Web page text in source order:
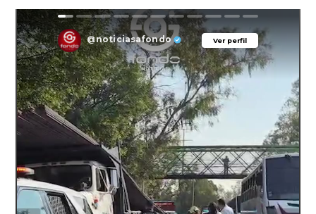
Ver perfil
@noticiasafondo Ver perfil